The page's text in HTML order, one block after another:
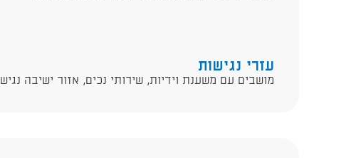
עזרי נגישות
מושבים עם משענת וידיות, שירותי נכים, אזור ישיבה נגיש